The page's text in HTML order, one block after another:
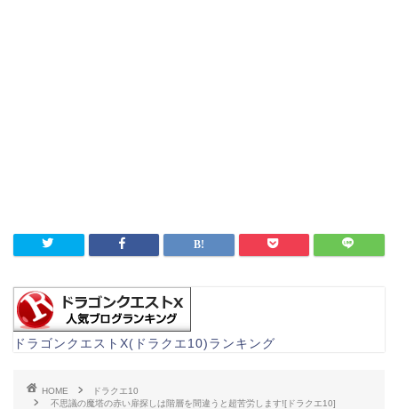
ドラゴンクエストX(ドラクエ10)ランキング
HOME
ドラクエ10
不思議の魔塔の赤い扉探しは階層を間違うと超苦労します![ドラクエ10]